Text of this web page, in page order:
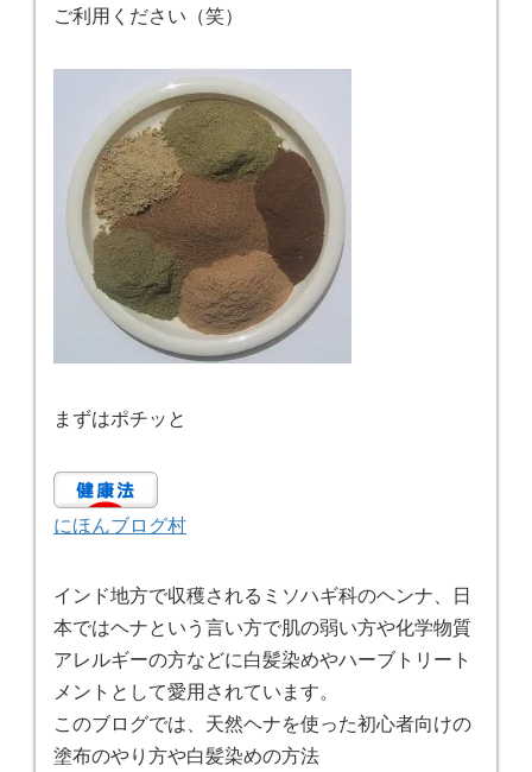
ご利用ください（笑）
まずはポチッと
にほんブログ村
インド地方で収穫されるミソハギ科のヘンナ、日
本ではヘナという言い方で肌の弱い方や化学物質
アレルギーの方などに白髪染めやハーブトリート
メントとして愛用されています。
このブログでは、天然ヘナを使った初心者向けの
塗布のやり方や白髪染めの方法